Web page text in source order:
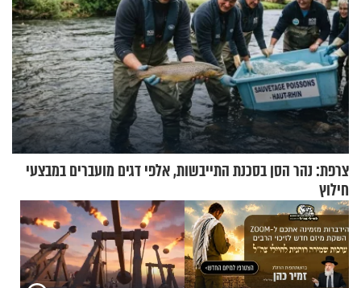
צרפת: נהר הסן בסכנת התייבשות, אלפי דגים מועברים במבצעי
חילוץ